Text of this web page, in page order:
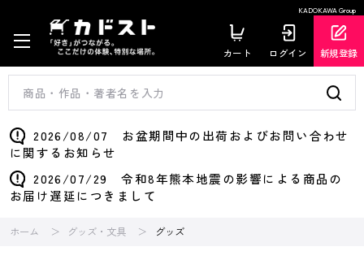
KADOKAWA Group
カート ログイン 新規登録
2026/08/07 お盆期間中の出荷およびお問い合わせ
に関するお知らせ
2026/07/29 令和8年熊本地震の影響による商品の
お届け遅延につきまして
ホーム グッズ・文具 グッズ